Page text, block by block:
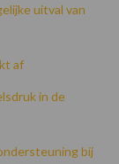
uitval van
af
in de
bij